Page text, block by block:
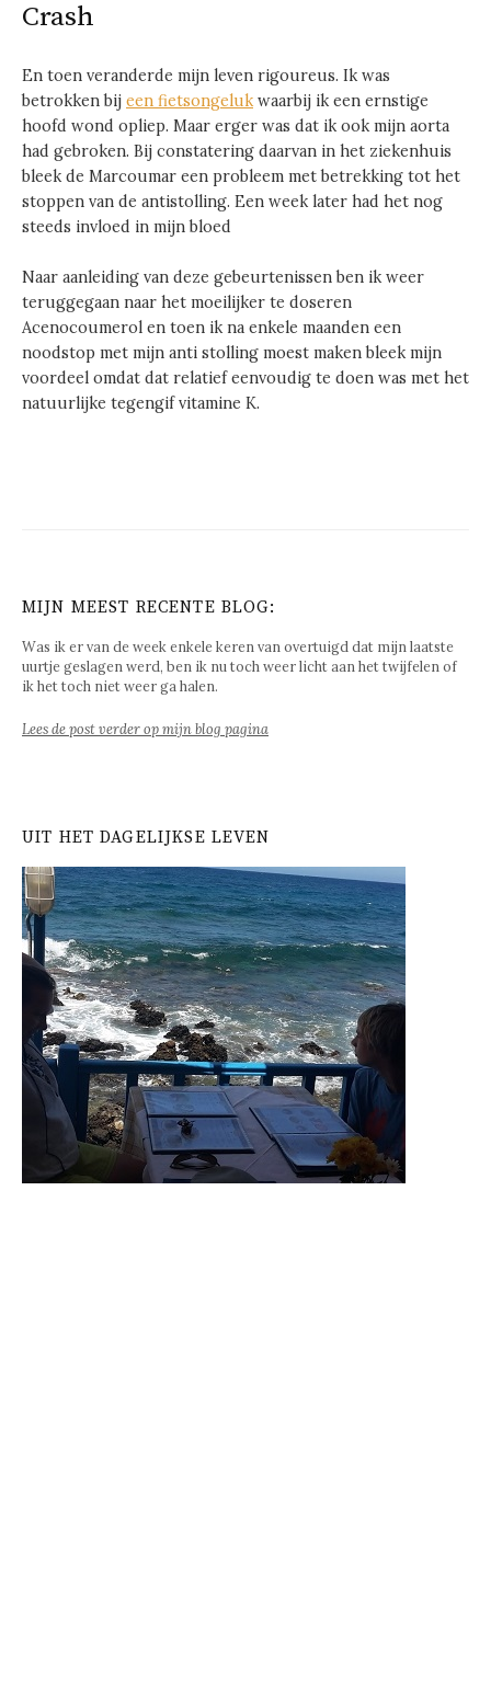
Crash
En toen veranderde mijn leven rigoureus. Ik was
betrokken bij een fietsongeluk waarbij ik een ernstige
hoofd wond opliep. Maar erger was dat ik ook mijn aorta
had gebroken. Bij constatering daarvan in het ziekenhuis
bleek de Marcoumar een probleem met betrekking tot het
stoppen van de antistolling. Een week later had het nog
steeds invloed in mijn bloed
Naar aanleiding van deze gebeurtenissen ben ik weer
teruggegaan naar het moeilijker te doseren
Acenocoumerol en toen ik na enkele maanden een
noodstop met mijn anti stolling moest maken bleek mijn
voordeel omdat dat relatief eenvoudig te doen was met het
natuurlijke tegengif vitamine K.
MIJN MEEST RECENTE BLOG:
Was ik er van de week enkele keren van overtuigd dat mijn laatste
uurtje geslagen werd, ben ik nu toch weer licht aan het twijfelen of
ik het toch niet weer ga halen.
Lees de post verder op mijn blog pagina
UIT HET DAGELIJKSE LEVEN